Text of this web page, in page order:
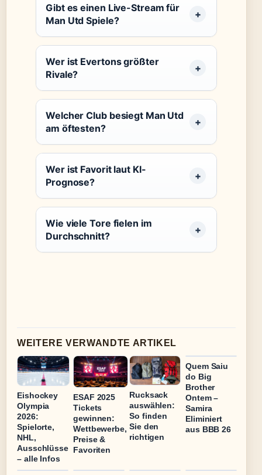
Gibt es einen Live-Stream für
Man Utd Spiele?
Wer ist Evertons größter
Rivale?
Welcher Club besiegt Man Utd
am öftesten?
Wer ist Favorit laut KI-
Prognose?
Wie viele Tore fielen im
Durchschnitt?
WEITERE VERWANDTE ARTIKEL
Eishockey
Olympia
2026:
Spielorte,
NHL,
Ausschlüsse
– alle Infos
ESAF 2025
Tickets
gewinnen:
Wettbewerbe,
Preise &
Favoriten
Rucksack
auswählen:
So finden
Sie den
richtigen
Quem Saiu
do Big
Brother
Ontem –
Samira
Eliminiert
aus BBB 26